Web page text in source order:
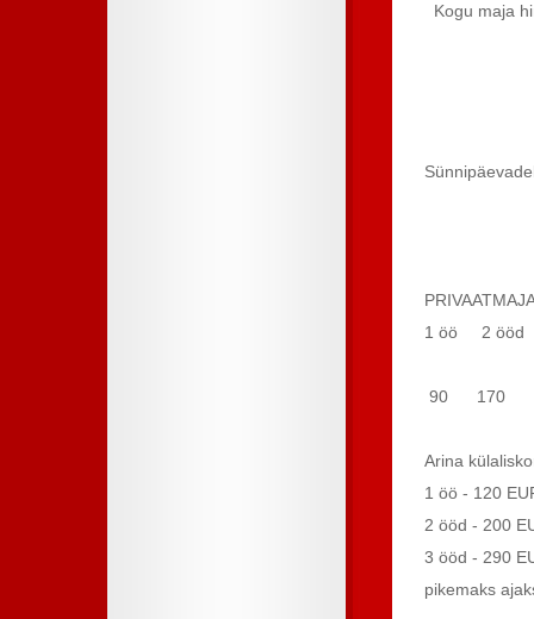
Kogu
1 öö 2
90 170
Arina
1 öö - 120
2 ööd - 200
3 ööd - 290
pikemaks